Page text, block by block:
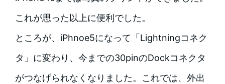
これが思った以上に便利でした。
ところが、iPhnoe5になって「Lightningコネク
タ」に変わり、今までの30pinのDockコネクタ
がつなげられなくなりました。これでは、外出